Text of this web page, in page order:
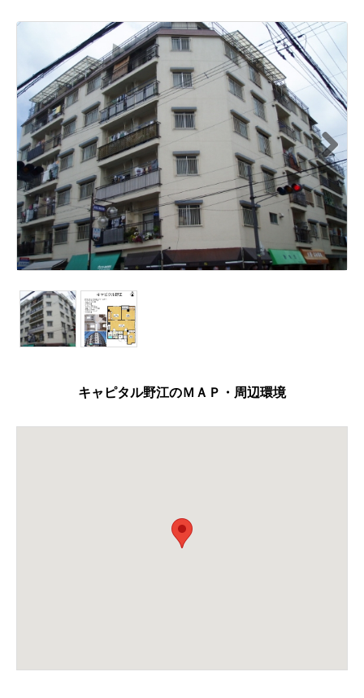
Next
キャピタル野江のＭＡＰ・周辺環境